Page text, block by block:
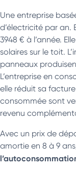
Une entreprise
d’électricité par an.
3948 € à l’année.
solaires sur le toit.
panneaux
L’entreprise en
elle réduit sa facture
consommée sont
revenu
Avec un prix de
amortie en 8 à 9